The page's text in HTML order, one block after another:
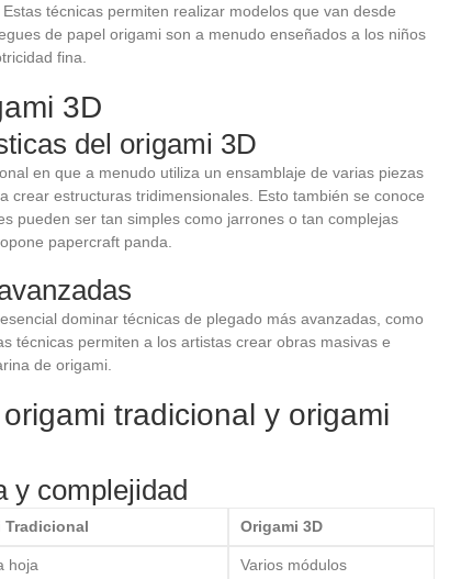
técnicas permiten realizar modelos que van desde
de papel origami son a menudo enseñados a los niños
fina.
3D
del origami 3D
en que a menudo utiliza un ensamblaje de varias piezas
crear estructuras tridimensionales. Esto también se conoce
pueden ser tan simples como jarrones o tan complejas
papercraft panda.
dominar técnicas de plegado más avanzadas, como
técnicas permiten a los artistas crear obras masivas e
de origami.
tradicional y origami
y complejidad
Tradicional Origami 3D
hoja Varios módulos